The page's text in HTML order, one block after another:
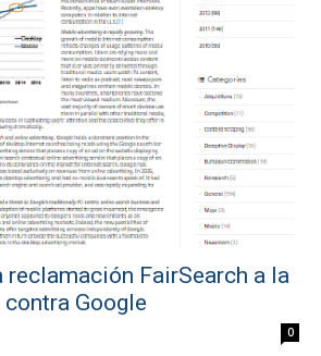
reclamación FairSearch a la
contra Google
0